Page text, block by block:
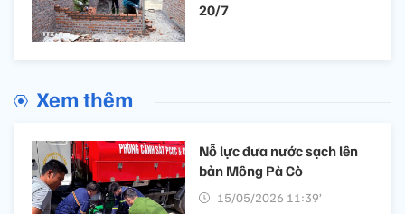
20/7
Xem thêm
Nỗ lực đưa nước sạch lên
bản Mông Pà Cò
15/05/2026 11:39’